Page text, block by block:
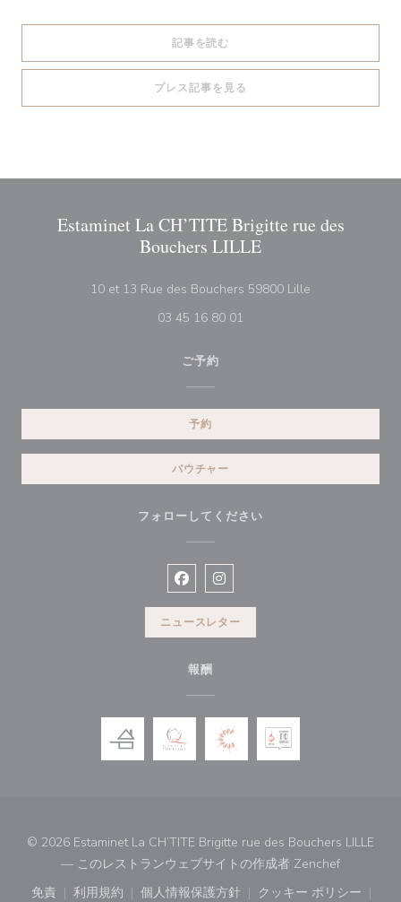
記事を読む
プレス記事を見る
Estaminet La CH’TITE Brigitte rue des
Bouchers LILLE
10 et 13 Rue des Bouchers 59800 Lille
03 45 16 80 01
ご予約
予約
バウチャー
フォローしてください
Facebook ((新しいウィンドウで
Instagram ((新しいウィンド
ニュースレター
報酬
© 2026 Estaminet La CH’TITE Brigitte rue des Bouchers LILLE
— このレストランウェブサイトの作成者 Zenchef((新しいウ
免責
利用規約 個人情報保護方針 クッキー ポリシー